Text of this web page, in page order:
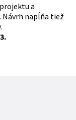
a
Návrh napĺňa tiež